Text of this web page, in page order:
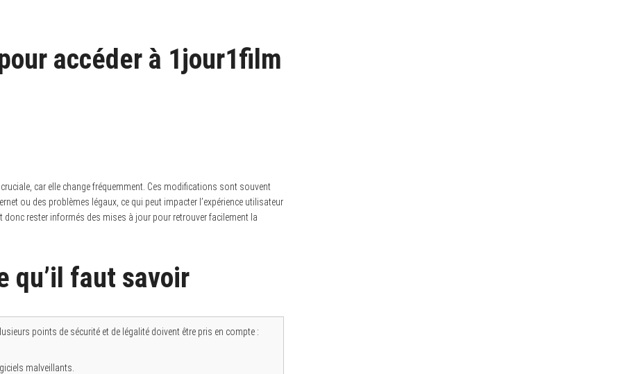
accéder à 1jour1film
car elle change fréquemment. Ces modifications sont souvent
ou des problèmes légaux, ce qui peut impacter l’expérience utilisateur
donc rester informés des mises à jour pour retrouver facilement la
qu’il faut savoir
points de sécurité et de légalité doivent être pris en compte :
malveillants.